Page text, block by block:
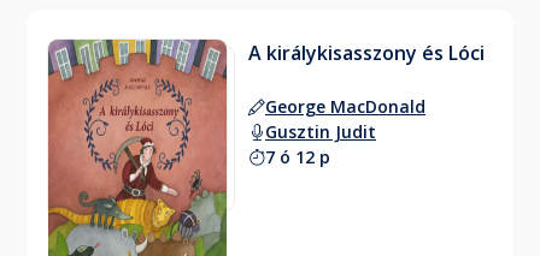
A királykisasszony és Lóci
George MacDonald
Gusztin Judit
7 ó 12 p